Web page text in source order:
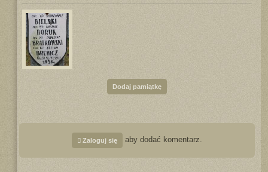
Dodaj pamiątkę
Zaloguj się aby dodać komentarz.